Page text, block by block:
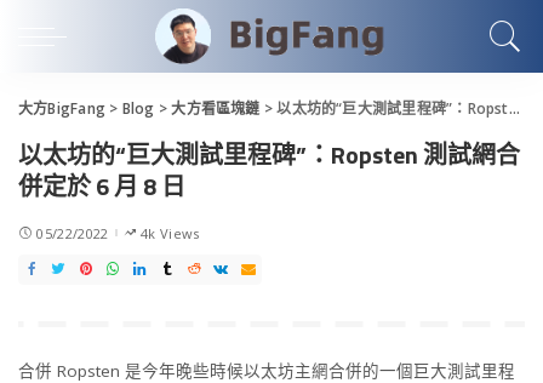
大方BigFang > Blog >大方看區塊鏈 >以太坊的“巨大測試里程碑”：Ropsten 測試網合併定於 6 月 8 日
以太坊的“巨大測試里程碑”：Ropsten 測試網合
併定於 6 月 8 日
05/22/2022 4k Views
合併 Ropsten 是今年晚些時候以太坊主網合併的一個巨大測試里程